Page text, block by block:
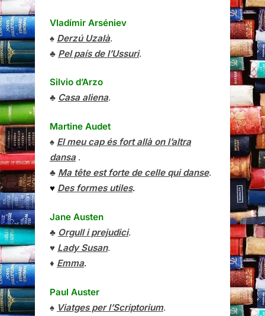
Vladímir Arséniev
♠ Derzú Uzalà.
♣ Pel país de l’Ussuri.
Silvio d’Arzo
♣ Casa aliena.
Martine Audet
♠ El meu cap és fort allà on l’altra
dansa.
♣ Ma tête est forte de celle qui danse.
♥ Des formes utiles.
Jane Austen
♣ Orgull i prejudici.
♥ Lady Susan.
♦ Emma.
Paul Auster
♠ Viatges per l’Scriptorium.